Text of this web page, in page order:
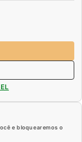
e bloquearemos o